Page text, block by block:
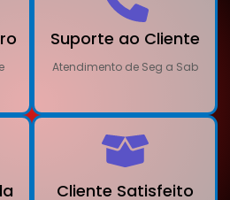
Suporte ao Cliente
Atendimento de Seg a Sab
Cliente Satisfeito